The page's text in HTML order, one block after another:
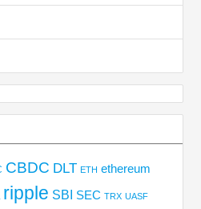
CBDC DLT ETH ethereum
ripple SBI SEC TRX UASF